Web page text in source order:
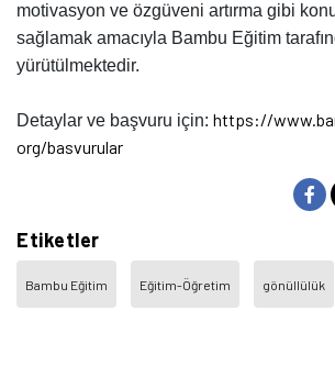
motivasyon ve özgüveni artırma gibi
sağlamak amacıyla Bambu Eğitim
yürütülmektedir.
Detaylar ve başvuru için: https://
org/basvurular
Etiketler
Bambu Eğitim Eğitim-Öğretim gönüllülük